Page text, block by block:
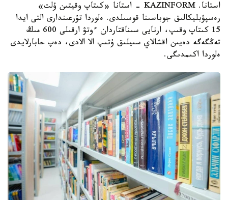
استانا. KAZINFORM - استانا «كىتاپ وقيتىن ۇلت»
رەسپۋبليكالىق جوباسىنا قوسىلدى. ەلوردا تۇرعىندارى التى ايدا
15 كىتاپ وقىپ، ارنايى سىناقتاردان ءوتۋ ارقىلى 600 مىڭ
تەڭگەگە دەيىن اقشالاي سىيلىق ۇتىپ الا الادى، دەپ حابارلايدى
ەلوردا اكىمدىگى.